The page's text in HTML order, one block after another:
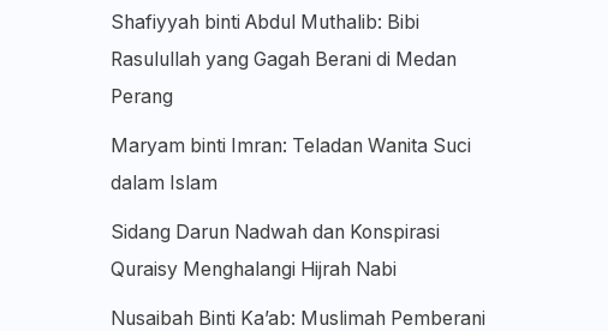
Shafiyyah binti Abdul Muthalib: Bibi
Rasulullah yang Gagah Berani di Medan
Perang
Maryam binti Imran: Teladan Wanita Suci
dalam Islam
Sidang Darun Nadwah dan Konspirasi
Quraisy Menghalangi Hijrah Nabi
Nusaibah Binti Ka’ab: Muslimah Pemberani